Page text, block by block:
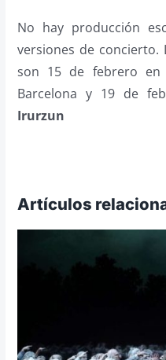
No hay producción
versiones de concierto.
son 15 de febrero
Barcelona y 19 de
Irurzun
Artículos